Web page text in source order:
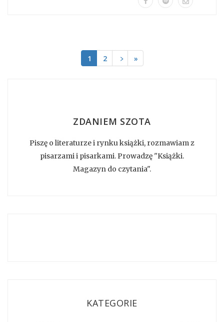
1 2 ﹥ »
ZDANIEM SZOTA
Piszę o literaturze i rynku książki, rozmawiam z
pisarzami i pisarkami. Prowadzę "Książki.
Magazyn do czytania".
KATEGORIE